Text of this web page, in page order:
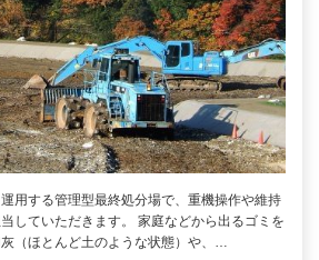
用する管理型最終処分場で、重機操作や維持
していただきます。 家庭などから出るゴミを
（ほとんど土のような状態）や、…